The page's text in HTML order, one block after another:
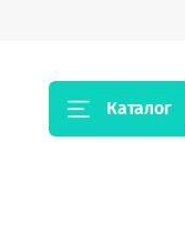
Каталог